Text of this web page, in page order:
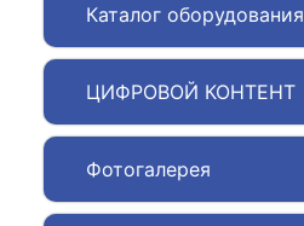
Каталог оборудования
ЦИФРОВОЙ КОНТЕНТ
Фотогалерея